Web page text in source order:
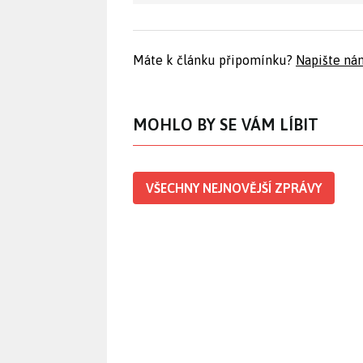
Máte k článku připomínku? Napište
MOHLO BY SE VÁM LÍBIT
VŠECHNY NEJNOVĚJŠÍ ZPRÁVY